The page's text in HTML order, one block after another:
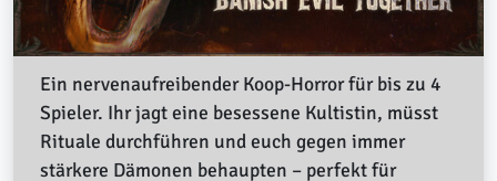
Ein nervenaufreibender Koop-Horror für bis zu 4
Spieler. Ihr jagt eine besessene Kultistin, müsst
Rituale durchführen und euch gegen immer
stärkere Dämonen behaupten – perfekt für